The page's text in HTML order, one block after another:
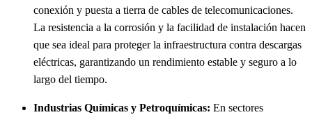
conexión y puesta a tierra de cables de telecomunicaciones.
La resistencia a la corrosión y la facilidad de instalación hacen
que sea ideal para proteger la infraestructura contra descargas
eléctricas, garantizando un rendimiento estable y seguro a lo
largo del tiempo.
Industrias Químicas y Petroquímicas: En sectores